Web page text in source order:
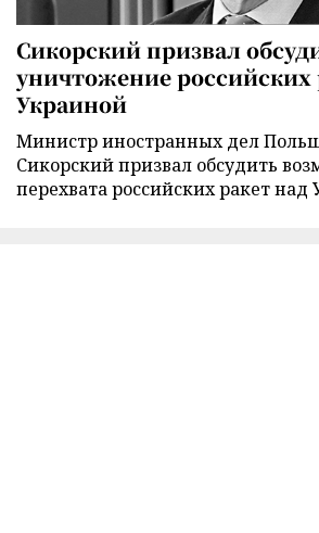
Сикорский призвал
уничтожение российских
Украиной
Министр иностранных дел
Сикорский призвал обсудить
перехвата российских ракет над